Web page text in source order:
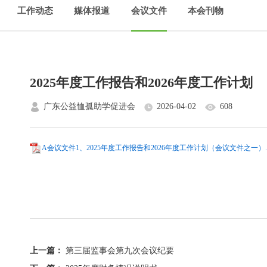
工作动态 媒体报道 会议文件 本会刊物
2025年度工作报告和2026年度工作计划
广东公益恤孤助学促进会 2026-04-02 608
A会议文件1、2025年度工作报告和2026年度工作计划（会议文件之一）
上一篇： 第三届监事会第九次会议纪要